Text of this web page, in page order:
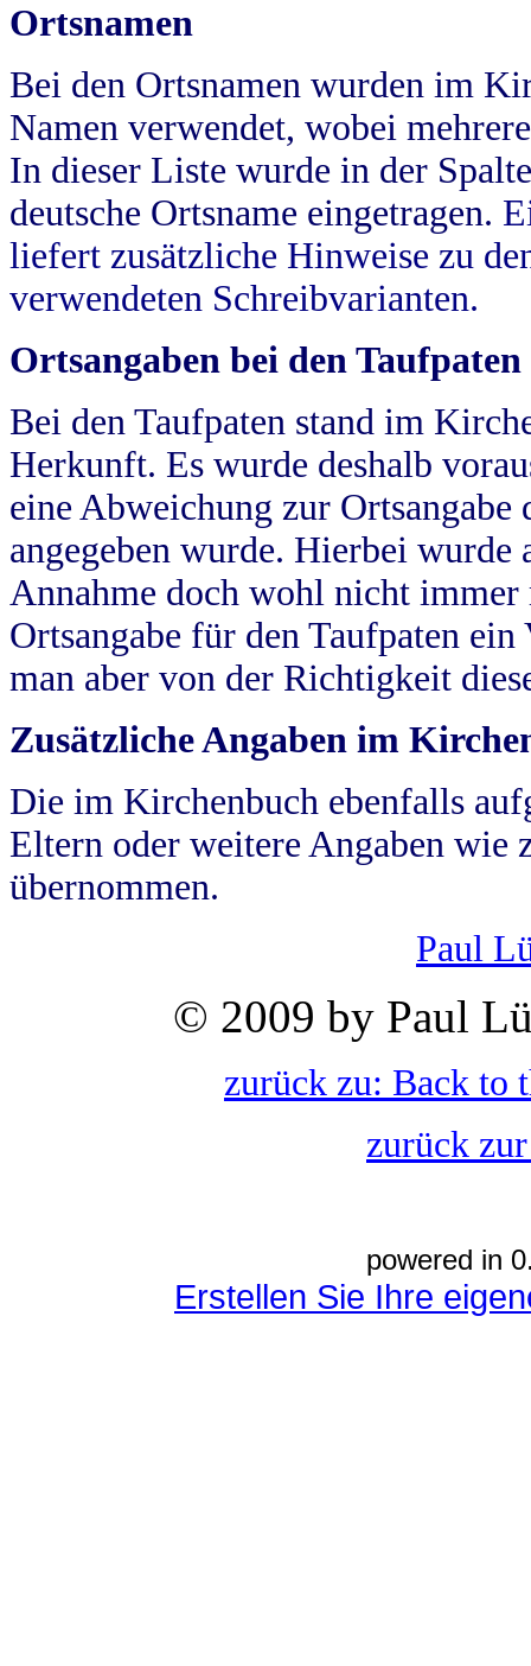
Ortsnamen
Bei den Ortsnamen wurden im
Namen verwendet, wobei
In dieser Liste wurde in der
deutsche Ortsname eingetragen.
liefert zusätzliche Hinweise zu
verwendeten Schreibvarianten.
Ortsangaben bei den Taufpaten
Bei den Taufpaten stand im
Herkunft. Es wurde deshalb
eine Abweichung zur
angegeben wurde. Hierbei wurde
Annahme doch wohl nicht
Ortsangabe für den Taufpaten
man aber von der Richtigkeit
Zusätzliche Angaben im
Die im Kirchenbuch ebenfalls
Eltern oder weitere Angaben wie
übernommen.
Paul
© 2009 by Paul
zurück zu: Back to
zurück
powered in
Erstellen Sie Ihre